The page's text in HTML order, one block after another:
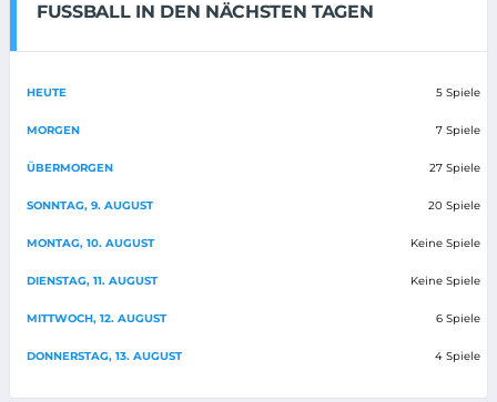
FUSSBALL IN DEN NÄCHSTEN TAGEN
HEUTE 5 Spiele
MORGEN 7 Spiele
ÜBERMORGEN 27 Spiele
SONNTAG, 9. AUGUST 20 Spiele
MONTAG, 10. AUGUST Keine Spiele
DIENSTAG, 11. AUGUST Keine Spiele
MITTWOCH, 12. AUGUST 6 Spiele
DONNERSTAG, 13. AUGUST 4 Spiele